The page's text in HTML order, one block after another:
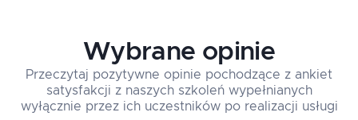
Wybrane opinie
Przeczytaj pozytywne opinie pochodzące z ankiet
satysfakcji z naszych szkoleń wypełnianych
wyłącznie przez ich uczestników po realizacji usługi